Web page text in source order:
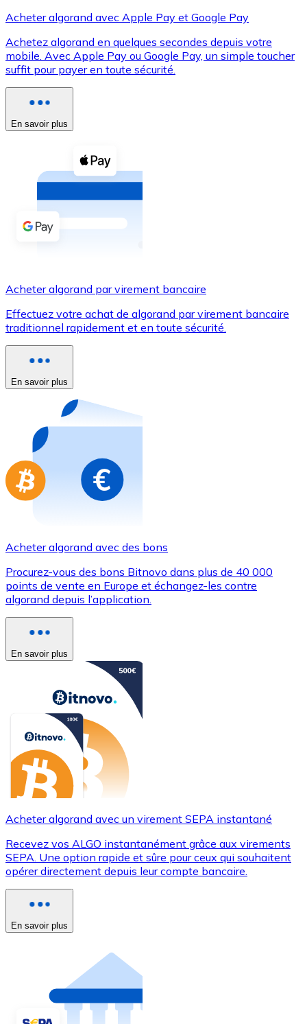
XRP
XRP
Voir toutes
Coupons crypto
Achetez des cryptomonnaies en espèces et d'autres
Acheter avec espèces
Virement SEPA
Utilisez les cartes Visa et Mastercard pour acheter
Acheter avec carte
Nouveau
Achetez des cartes-cadeaux de vos marques
Aller à la boutique de cartes-cadeaux
Acheter algorand avec Apple Pay et Google Pay
Achetez algorand en quelques secondes depuis votre
mobile. Avec Apple Pay ou Google Pay, un simple toucher
suffit pour payer en toute sécurité.
En savoir plus
Acheter algorand par virement bancaire
Effectuez votre achat de algorand par virement bancaire
traditionnel rapidement et en toute sécurité.
En savoir plus
Acheter algorand avec des bons
Procurez-vous des bons Bitnovo dans plus de 40 000
points de vente en Europe et échangez-les contre
algorand depuis l’application.
En savoir plus
Acheter algorand avec un virement SEPA instantané
Recevez vos ALGO instantanément grâce aux virements
SEPA. Une option rapide et sûre pour ceux qui souhaitent
opérer directement depuis leur compte bancaire.
En savoir plus